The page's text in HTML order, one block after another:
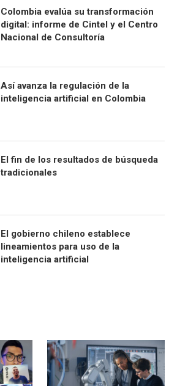
Colombia evalúa su transformación
digital: informe de Cintel y el Centro
Nacional de Consultoría
Así avanza la regulación de la
inteligencia artificial en Colombia
El fin de los resultados de búsqueda
tradicionales
El gobierno chileno establece
lineamientos para uso de la
inteligencia artificial